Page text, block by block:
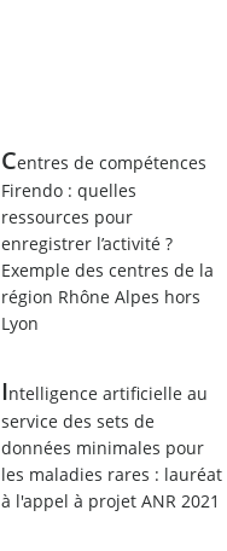
Centres de compétences
Firendo : quelles
ressources pour
enregistrer l’activité ?
Exemple des centres de la
région Rhône Alpes hors
Lyon
Intelligence artificielle au
service des sets de
données minimales pour
les maladies rares : lauréat
à l'appel à projet ANR 2021